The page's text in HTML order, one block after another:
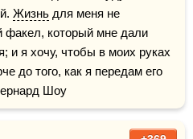
Жизнь для меня не
факел, который мне дали
и я хочу, чтобы в моих руках
до того, как я передам его
Шоу